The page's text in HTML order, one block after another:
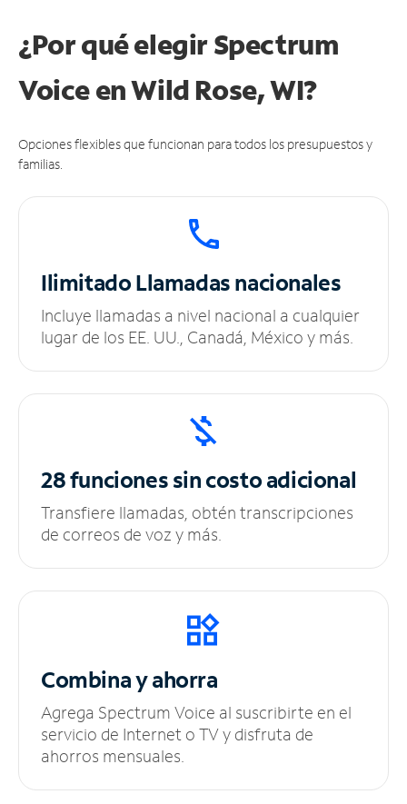
¿Por qué elegir Spectrum
Voice en Wild Rose, WI?
Opciones flexibles que funcionan para todos los presupuestos y
familias.
IlimitadoLlamadas nacionales
Incluye llamadas a nivel nacional a cualquier
lugar de los EE. UU., Canadá, México y más.
28 funciones sincosto adicional
Transfiere llamadas, obtén transcripciones
de correos de voz y más.
Combina y ahorra
Agrega Spectrum Voice al suscribirte en el
servicio de Internet o TV y disfruta de
ahorros mensuales.